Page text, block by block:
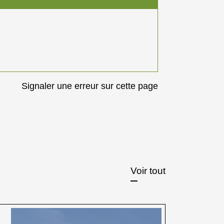
Signaler une erreur sur cette page
Voir tout